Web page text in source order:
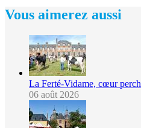
Vous aimerez aussi
La Ferté-Vidame, cœur
06 août 2026